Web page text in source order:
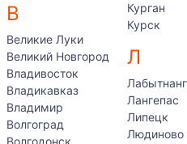
В
Великие Луки
Великий Новгород
Владивосток
Владикавказ
Владимир
Волгоград
Волгодонск
Курган
Курск
Л
Лангепас
Липецк
Людиново